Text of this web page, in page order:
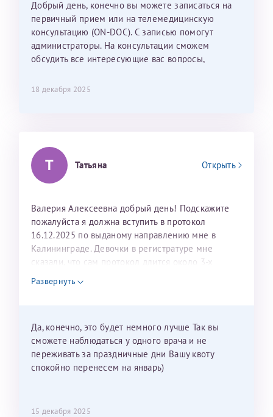
С ней общение было, как с давней знакомой, очень
лёгкое и простое. Вообще в данной клинике весь
персонал очень вежливый и чуткий, прям приятно
находиться. Мы собираемся туда ещё за вторым
ребёнком, и конечно же только к Ринату
сомнений.
26 июля 2026
Добрый день, конечно вы можете записаться на
первичный прием или на телемедицинскую
консультацию (ON-DOC). С записью помогут
администраторы. На консультации сможем
обсудить все интересующие вас вопросы,
18 декабря 2025
Т Татьяна Открыть
Валерия Алексеевна добрый день! Подскажите
пожалуйста я должна вступить в протокол
16.12.2025 по выданому направлению мне в
Калининграде. Девочки в регистратуре мне
сказали, что сам протокол длится около 3-х
недель и 3 недели я должна находится в Питере.
Можно мне новый год провести в Калининграде и
Развернуть
Да, конечно, это будет немного лучше Так вы
сможете наблюдаться у одного врача и не
переживать за праздничные дни Вашу квоту
спокойно перенесем на январь)
15 декабря 2025